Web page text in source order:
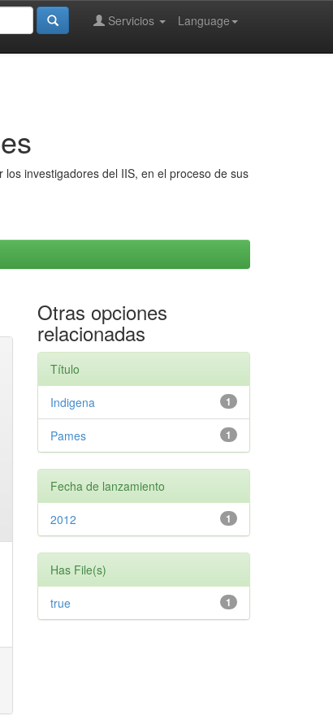
Language
Servicios
investigadores del IIS, en el proceso de sus
Otras opciones
relacionadas
Título
1
Indigena
1
Pames
Fecha de lanzamiento
1
2012
Has File(s)
1
true